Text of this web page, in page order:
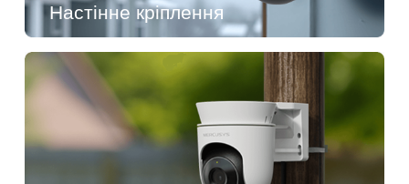
Настінне кріплення